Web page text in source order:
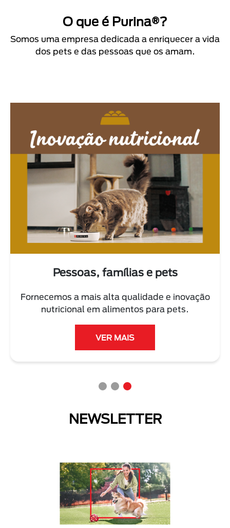
O que é Purina®?
Somos uma empresa dedicada a enriquecer a vida
dos pets e das pessoas que os amam.
Pessoas, famílias e pets
Fornecemos a mais alta qualidade e inovação
nutricional em alimentos para pets.
VER MAIS
NEWSLETTER